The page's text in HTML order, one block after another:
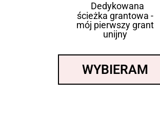
Dedykowana
ścieżka grantowa -
mój pierwszy grant
unijny
WYBIERAM